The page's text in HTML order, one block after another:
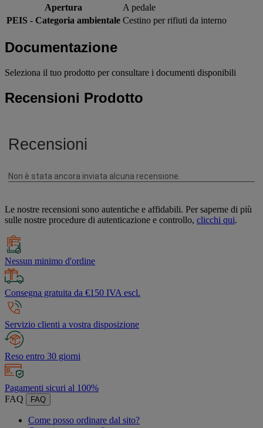
Apertura
A pedale
PEIS - Categoria ambientale Cestino per rifiuti da interno
Documentazione
Seleziona il tuo prodotto per consultare i documenti disponibili
Recensioni Prodotto
Le nostre recensioni sono autentiche e affidabili. Per saperne di più
sulle nostre procedure di autenticazione e controllo, clicchi qui.
Nessun minimo d'ordine
Consegna gratuita da €150 IVA escl.
Servizio clienti a vostra disposizione
Reso entro 30 giorni
Pagamenti sicuri al 100%
FAQ
FAQ
Come posso ordinare dal sito?